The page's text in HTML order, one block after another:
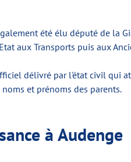
été élu député de la
aux Transports puis aux
délivré par l'état civil qui
et prénoms des parents.
à Audenge